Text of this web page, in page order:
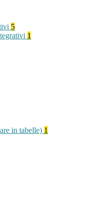
5
1
in tabelle) 1